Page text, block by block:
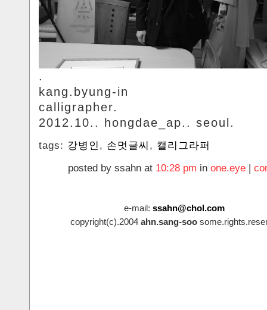
.
kang.byung-in
calligrapher.
2012.10.. hongdae_ap.. seoul.
tags: 강병인 , 손멋글씨 , 캘리그라퍼
posted by ssahn at 10:28 pm in one.eye |
e-mail: ssahn@chol.com
copyright(c).2004 ahn.sang-soo